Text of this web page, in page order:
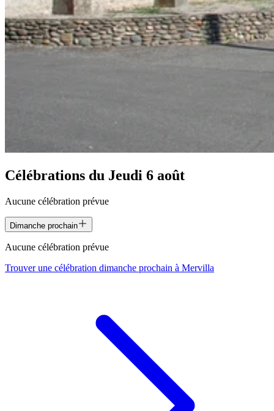
Célébrations du Jeudi 6 août
Aucune célébration prévue
Dimanche prochain
Aucune célébration prévue
Trouver une célébration dimanche prochain à Mervilla